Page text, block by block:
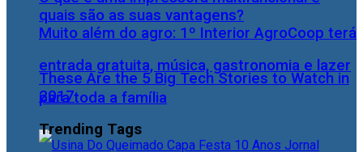
Muito além do agro: 1º Interior AgroCoop terá
entrada gratuita, música, gastronomia e lazer
para toda a família
quais são as suas vantagens?
These Are the 5 Big Tech Stories to Watch in
2017
Trending Tags